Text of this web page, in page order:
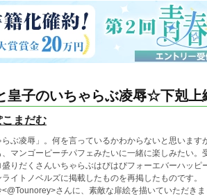
皇子のいちゃらぶ凌辱☆下剋上
まだむ
らぶ凌辱」。何を言っているかわからないと思いま
、マンゴーピーチパフェみたいに一緒に楽しみたい
盛りだくさんいちゃらぶはぴはぴフォーエバーハッピ
イトノベルズに掲載したものを再掲したものです。
さんに、素敵な扉絵を描いていただき